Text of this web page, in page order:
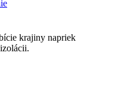
krajiny napriek